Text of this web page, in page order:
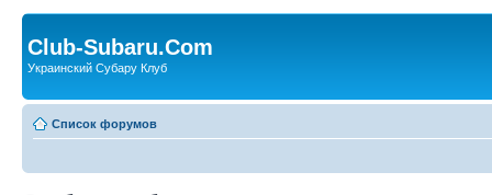
Club-Subaru.Com
Украинский Субару Клуб
Список форумов